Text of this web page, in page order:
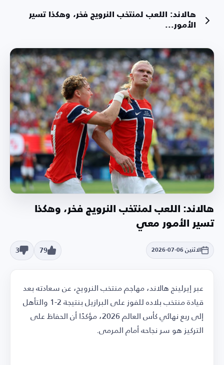
هالاند: اللعب لمنتخب النرويج فخر، وهكذا تسير
الأمور...
هالاند: اللعب لمنتخب النرويج فخر، وهكذا
تسير الأمور معي
الاثنين 06-07-2026 79
3
عبر إيرلينج هالاند، مهاجم منتخب النرويج، عن سعادته بعد
قيادة منتخب بلاده للفوز على البرازيل بنتيجة 2-1 والتأهل
إلى ربع نهائي كأس العالم 2026، مؤكدًا أن الحفاظ على
التركيز هو سر نجاحه أمام المرمى.